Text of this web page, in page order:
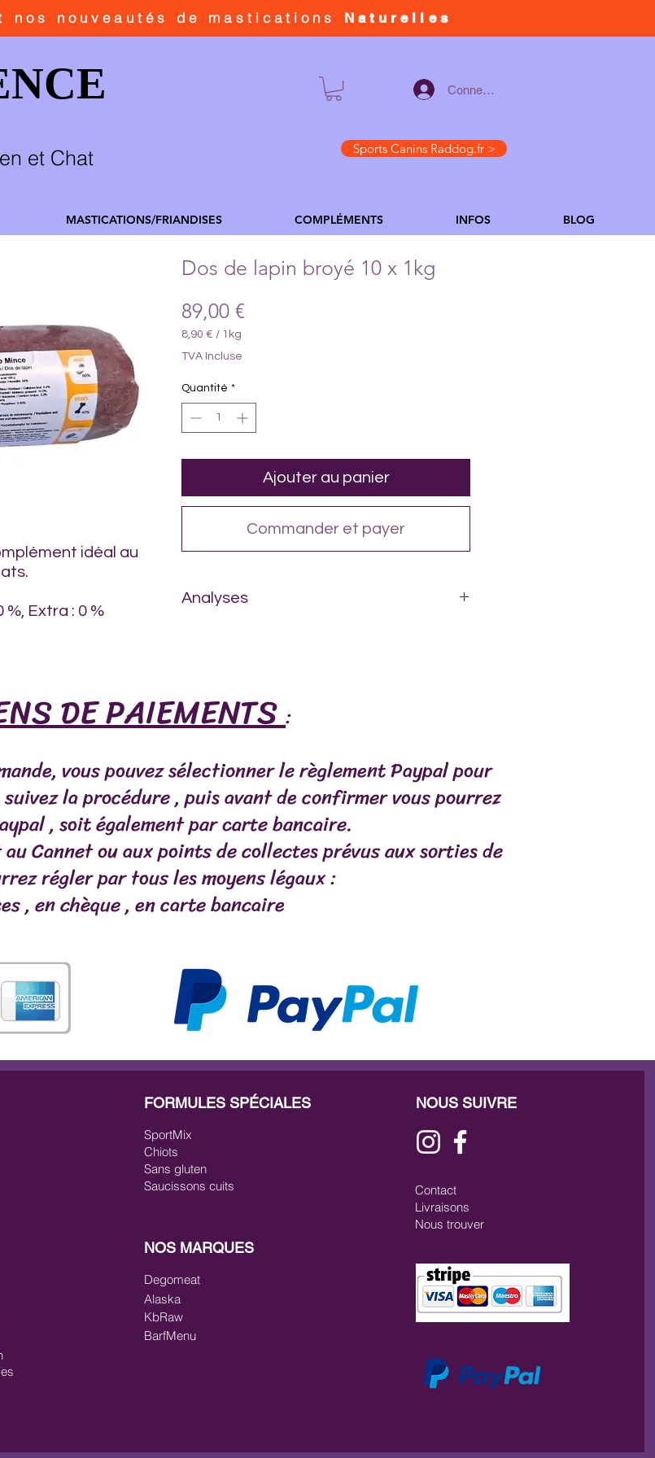
nos nouveautés de mastications Naturelles
Connexion
et Chat
Sports Canins Raddog.fr >
MASTICATIONS/FRIANDISES COMPLÉMENTS INFOS BLOG
POISSONS
idéal au
%, Extra : 0 %
Dos de lapin broyé 10 x 1kg
89,00 €
8,90 € / 1kg
8,90 €
Kilogramme
TVA Incluse
Quantité *
Ajouter au panier
Commander et payer
Analyses
Teneur en matières grasses 10,5 %
Phosphore 0,65 %
DE PAIEMENTS:
vous pouvez sélectionner le règlement Paypal pour
la procédure , puis avant de confirmer vous pourrez
, soit également par carte bancaire.
Cannet ou aux points de collectes prévus aux sorties de
régler par tous les moyens légaux :
, en chèque , en carte bancaire
FORMULES SPÉCIALES
SportMix
Chiots
Sans gluten
Saucissons cuits
NOS MARQUES
Degomeat
Alaska
KbRaw
BarfMenu
NOUS SUIVRE
Contact
Livraisons
Nous trouver